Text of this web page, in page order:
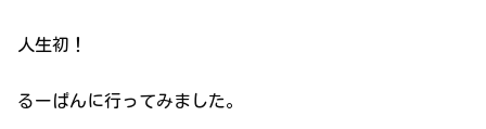
人生初！
るーぱんに行ってみました。